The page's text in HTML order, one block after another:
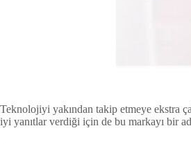
Teknolojiyi yakından takip etmeye ekstra
iyi yanıtlar verdiği için de bu markayı bir